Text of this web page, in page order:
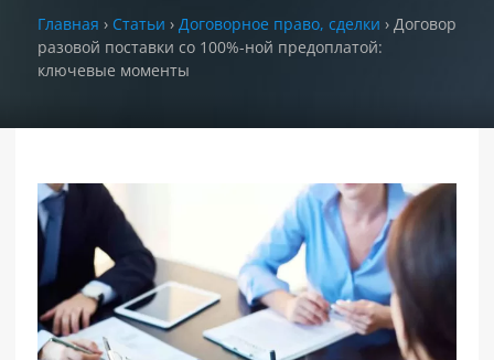
Позвонить нам
Главная › Статьи › Договорное право, сделки › Договор
разовой поставки со 100%-ной предоплатой:
ключевые моменты